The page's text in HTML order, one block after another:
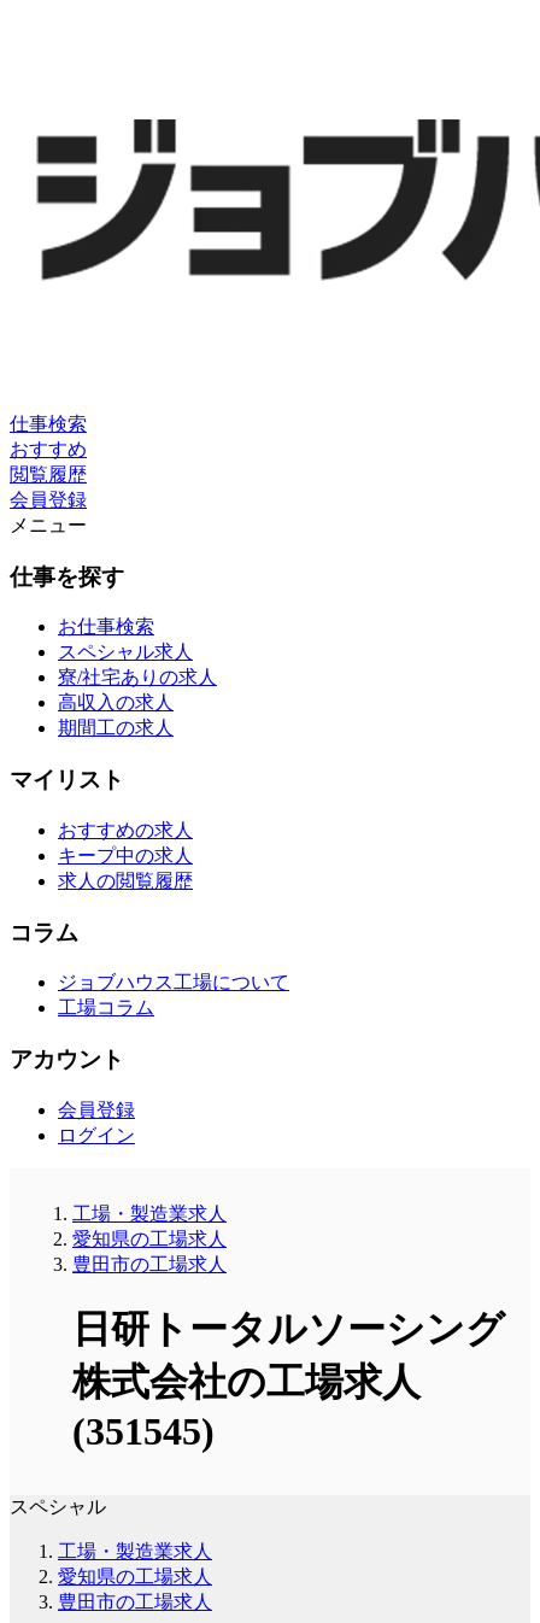
仕事検索
おすすめ
閲覧履歴
会員登録
メニュー
仕事を探す
お仕事検索
スペシャル求人
寮/社宅ありの求人
高収入の求人
期間工の求人
マイリスト
おすすめの求人
キープ中の求人
求人の閲覧履歴
コラム
ジョブハウス工場について
工場コラム
アカウント
会員登録
ログイン
工場・製造業求人
愛知県の工場求人
豊田市の工場求人
日研トータルソーシング
株式会社の工場求人
(351545)
スペシャル
工場・製造業求人
愛知県の工場求人
豊田市の工場求人